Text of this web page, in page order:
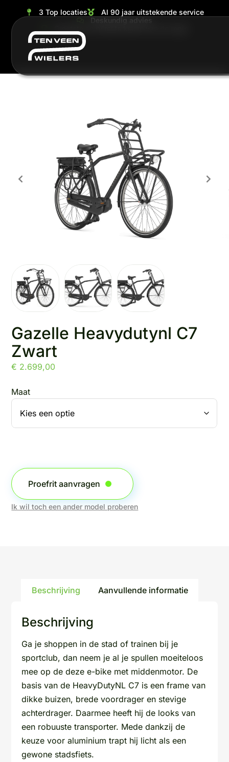
3 Top locaties
Al 90 jaar uitstekende service
Deskundig advies
Gazelle Heavydutynl C7
Zwart
€ 2.699,00
Maat
Proefrit aanvragen
Ik wil toch een ander model proberen
Beschrijving Aanvullende informatie
Beschrijving
Ga je shoppen in de stad of trainen bij je
sportclub, dan neem je al je spullen moeiteloos
mee op de deze e-bike met middenmotor. De
basis van de HeavyDutyNL C7 is een frame van
dikke buizen, brede voordrager en stevige
achterdrager. Daarmee heeft hij de looks van
een robuuste transporter. Mede dankzij de
keuze voor aluminium trapt hij licht als een
gewone stadsfiets.